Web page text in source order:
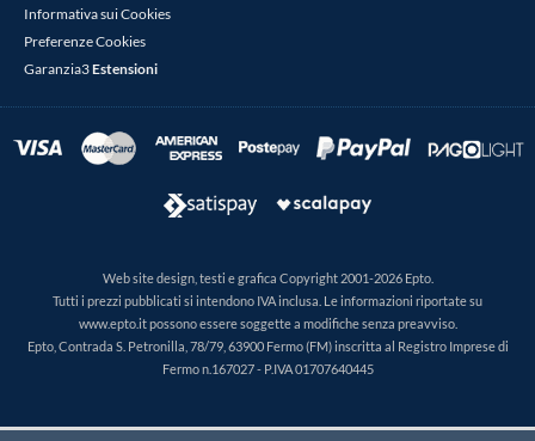
Informativa sui Cookies
Preferenze Cookies
Garanzia3Estensioni
Web site design, testi e grafica Copyright 2001-2026 Epto.
Tutti i prezzi pubblicati si intendono IVA inclusa. Le informazioni riportate su
www.epto.it possono essere soggette a modifiche senza preavviso.
Epto, Contrada S. Petronilla, 78/79, 63900 Fermo (FM) inscritta al Registro Imprese di
Fermo n.167027 - P.IVA 01707640445